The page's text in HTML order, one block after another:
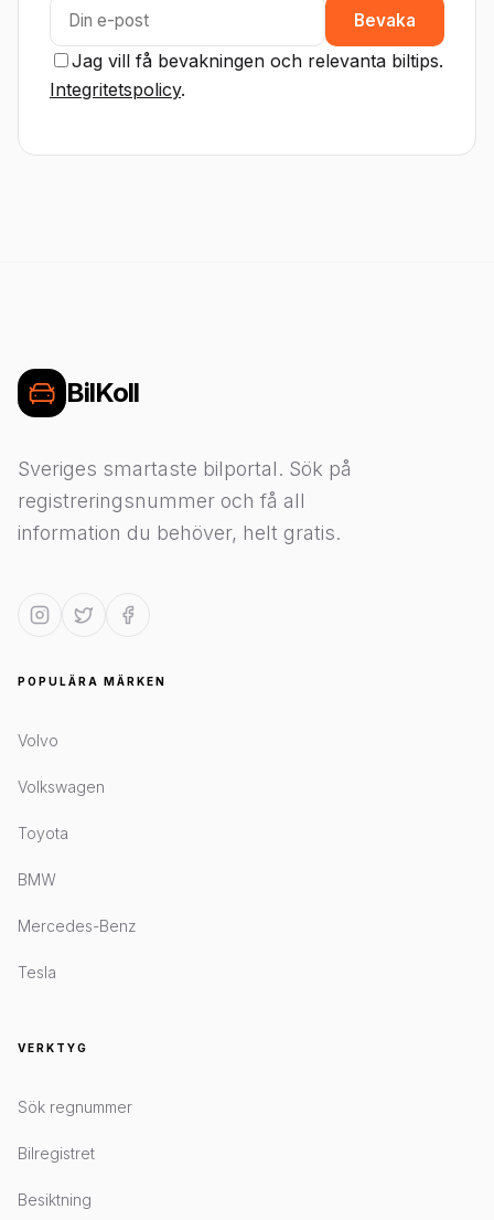
Bevaka
Jag vill få bevakningen och relevanta biltips.
Integritetspolicy.
BilKoll
Sveriges smartaste bilportal. Sök på
registreringsnummer och få all
information du behöver, helt gratis.
POPULÄRA MÄRKEN
Volvo
Volkswagen
Toyota
BMW
Mercedes-Benz
Tesla
VERKTYG
Sök regnummer
Bilregistret
Besiktning